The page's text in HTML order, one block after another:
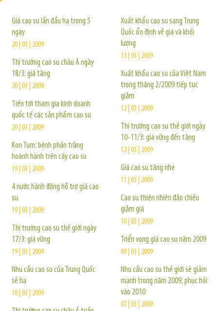
Giá cao su lần đầu hạ trong 5
ngày
20 | 03 | 2009
Thị trường cao su châu Á ngày
18/3: giá tăng
20 | 03 | 2009
Tiến tới tham gia kinh doanh
quốc tế các sản phẩm cao su
20 | 03 | 2009
Kon Tum: bệnh phấn trắng
hoành hành trên cây cao su
19 | 03 | 2009
4 nước hành động hỗ trợ giá cao
su
19 | 03 | 2009
Thị trường cao su thế giới ngày
17/3: giá vững
19 | 03 | 2009
Nhu cầu cao su của Trung Quốc
sẽ hạ
18 | 03 | 2009
Xuất khẩu cao su sang Trung
Quốc ổn định về giá và khối
lượng
13 | 03 | 2009
Xuất khẩu cao su của Việt Nam
trong tháng 2/2009 tiếp tục
giảm
12 | 03 | 2009
Thị trường cao su thế giới ngày
10-11/3: giá vững đến tăng
12 | 03 | 2009
Giá cao su tăng nhẹ
11 | 03 | 2009
Cao su thiên nhiên đảo chiều
giảm giá
10 | 03 | 2009
Triển vọng giá cao su năm 2009
09 | 03 | 2009
Nhu cầu cao su thế giới sẽ giảm
mạnh trong năm 2009, phục hồi
vào 2010
07 | 03 | 2009